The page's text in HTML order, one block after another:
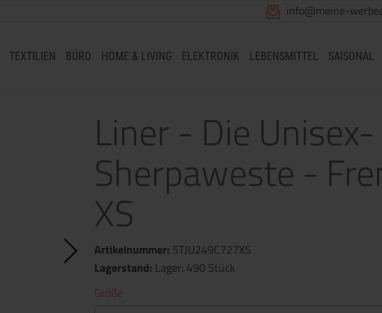
info@meine-
TEXTILIEN BÜRO HOME & LIVING ELEKTRONIK LEBENSMITTEL SAISONAL
Liner - Die Unisex-
Sherpaweste -
XS
Artikelnummer: STJU249C727XS
Lagerstand: Lager: 490 Stück
Größe